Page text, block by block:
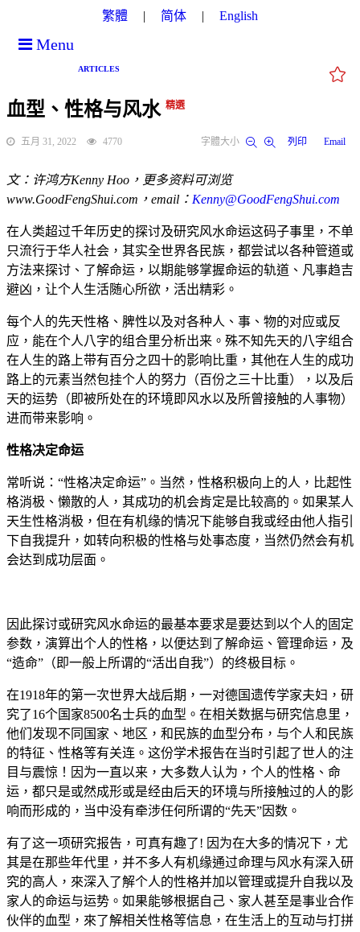
繁體 简体 English
Menu
ARTICLES
血型、性格与风水 精選
五月 31, 2022 4770 字體大小 列印 Email
文：许鸿方Kenny Hoo，更多资料可浏览
www.GoodFengShui.com，email： Kenny@GoodFengShui.com
在人类超过千年历史的探讨及研究风水命运这码子事里，不单
只流行于华人社会，其实全世界各民族，都尝试以各种管道或
方法来探讨、了解命运，以期能够掌握命运的轨道、凡事趋吉
避凶，让个人生活随心所欲，活出精彩。
每个人的先天性格、脾性以及对各种人、事、物的对应或反
应，能在个人八字的组合里分析出来。殊不知先天的八字组合
在人生的路上带有百分之四十的影响比重，其他在人生的成功
路上的元素当然包挂个人的努力（百份之三十比重），以及后
天的运势（即被所处在的环境即风水以及所曾接触的人事物）
进而带来影响。
性格决定命运
常听说：“性格决定命运”。当然，性格积极向上的人，比起性
格消极、懒散的人，其成功的机会肯定是比较高的。如果某人
天生性格消极，但在有机缘的情况下能够自我或经由他人指引
下自我提升，如转向积极的性格与处事态度，当然仍然会有机
会达到成功层面。
因此探讨或研究风水命运的最基本要求是要达到以个人的固定
参数，演算出个人的性格，以便达到了解命运、管理命运，及
“造命”（即一般上所谓的“活出自我”）的终极目标。
在1918年的第一次世界大战后期，一对德国遗传学家夫妇，研
究了16个国家8500名士兵的血型。在相关数据与研究信息里，
他们发现不同国家、地区，和民族的血型分布，与个人和民族
的特征、性格等有关连。这份学术报告在当时引起了世人的注
目与震惊！因为一直以来，大多数人认为，个人的性格、命
运，都只是或然成形或是经由后天的环境与所接触过的人的影
响而形成的，当中没有牵涉任何所谓的“先天”因数。
有了这一项研究报告，可真有趣了! 因为在大多的情况下，尤
其是在那些年代里，并不多人有机缘通过命理与风水有深入研
究的高人，來深入了解个人的性格并加以管理或提升自我以及
家人的命运与运势。如果能够根据自己、家人甚至是事业合作
伙伴的血型，來了解相关性格等信息，在生活上的互动与打拼